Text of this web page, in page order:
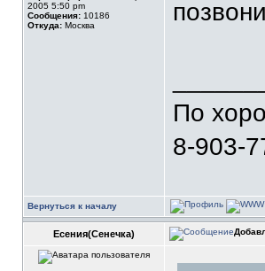
2005 5:50 pm
Сообщения: 10186
Откуда: Москва
По
8-903-
Вернуться к началу
Есения(Сенечка)